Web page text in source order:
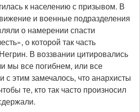
к населению с призывом. В
и военные подразделения
о намерении спасти
о которой так часть
В воззвании цитировались
мы все погибнем, или все
с этим замечалось, что анархисты
те, кто так часто произносил